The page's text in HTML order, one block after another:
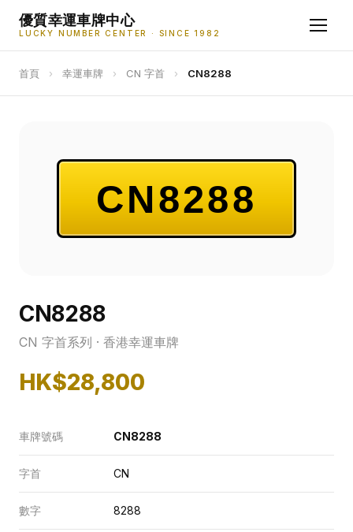
優質幸運車牌中心
LUCKY NUMBER CENTER · SINCE 1982
首頁 › 幸運車牌 › CN 字首 › CN8288
CN8288
CN8288
CN 字首系列 · 香港幸運車牌
HK$28,800
車牌號碼 CN8288
字首 CN
數字 8288